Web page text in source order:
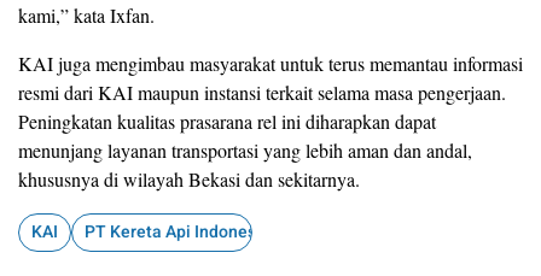
kami,” kata Ixfan.
KAI juga mengimbau masyarakat untuk terus memantau informasi
resmi dari KAI maupun instansi terkait selama masa pengerjaan.
Peningkatan kualitas prasarana rel ini diharapkan dapat
menunjang layanan transportasi yang lebih aman dan andal,
khususnya di wilayah Bekasi dan sekitarnya.
KAI PT Kereta Api Indonesia